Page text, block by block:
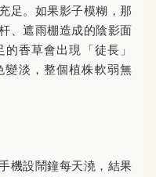
足。如果影子模糊，那
、遮雨棚造成的陰影面
香草會出現「徒長」
淡，整個植株軟弱無
機設鬧鐘每天澆，結果